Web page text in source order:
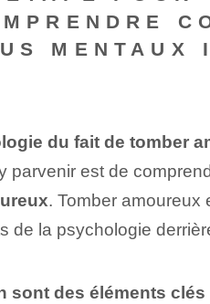
du fait de tomber
parvenir est de
. Tomber amoureux
de la psychologie
sont des éléments clés